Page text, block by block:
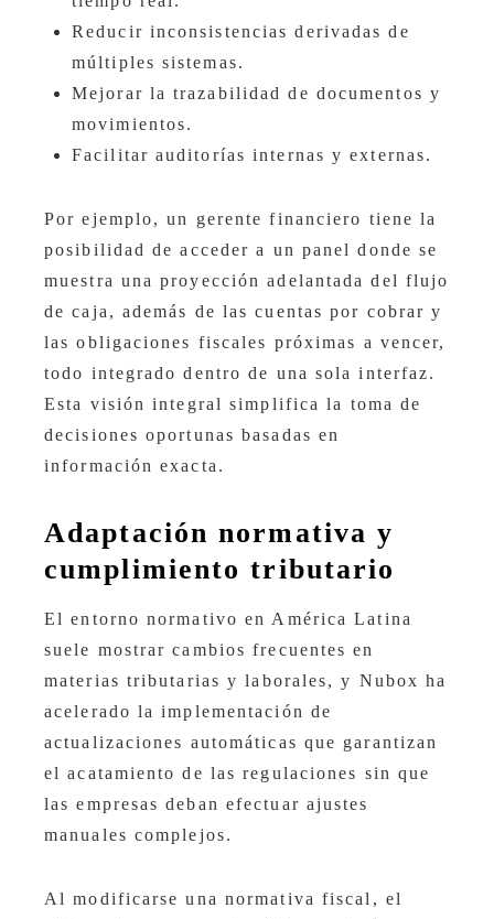
Reducir inconsistencias derivadas de
múltiples sistemas.
Mejorar la trazabilidad de documentos y
movimientos.
Facilitar auditorías internas y externas.
Por ejemplo, un gerente financiero tiene la
posibilidad de acceder a un panel donde se
muestra una proyección adelantada del flujo
de caja, además de las cuentas por cobrar y
las obligaciones fiscales próximas a vencer,
todo integrado dentro de una sola interfaz.
Esta visión integral simplifica la toma de
decisiones oportunas basadas en
información exacta.
Adaptación normativa y
cumplimiento tributario
El entorno normativo en América Latina
suele mostrar cambios frecuentes en
materias tributarias y laborales, y Nubox ha
acelerado la implementación de
actualizaciones automáticas que garantizan
el acatamiento de las regulaciones sin que
las empresas deban efectuar ajustes
manuales complejos.
Al modificarse una normativa fiscal, el